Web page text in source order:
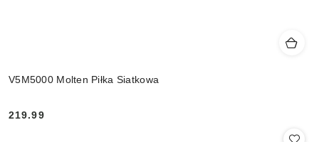
V5M5000 Molten Piłka Siatkowa
Cena:
219.99